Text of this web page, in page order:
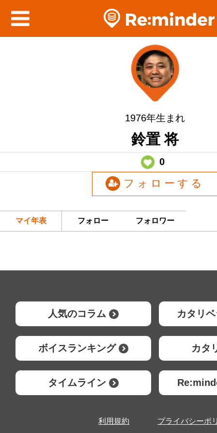
1976年生まれ
鈴置 将
0
フォローする
マイ年表 フォロー フォロワー
人気のコラム カタリ
ボイスランキング カタ
タイムライン
利用規約 プライバシーポ